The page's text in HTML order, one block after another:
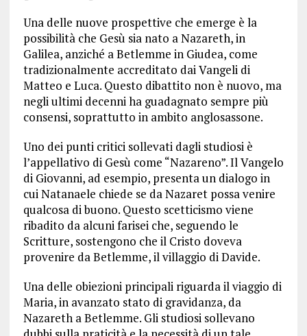
Una delle nuove prospettive che emerge è la
possibilità che Gesù sia nato a Nazareth, in
Galilea, anziché a Betlemme in Giudea, come
tradizionalmente accreditato dai Vangeli di
Matteo e Luca. Questo dibattito non è nuovo, ma
negli ultimi decenni ha guadagnato sempre più
consensi, soprattutto in ambito anglosassone.
Uno dei punti critici sollevati dagli studiosi è
l’appellativo di Gesù come “Nazareno”. Il Vangelo
di Giovanni, ad esempio, presenta un dialogo in
cui Natanaele chiede se da Nazaret possa venire
qualcosa di buono. Questo scetticismo viene
ribadito da alcuni farisei che, seguendo le
Scritture, sostengono che il Cristo doveva
provenire da Betlemme, il villaggio di Davide.
Una delle obiezioni principali riguarda il viaggio di
Maria, in avanzato stato di gravidanza, da
Nazareth a Betlemme. Gli studiosi sollevano